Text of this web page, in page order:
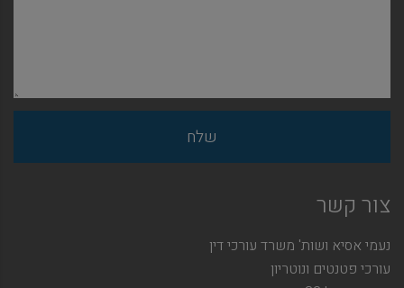
צור קשר
נעמי אסיא ושות' משרד עורכי דין
עורכי פטנטים ונוטריון